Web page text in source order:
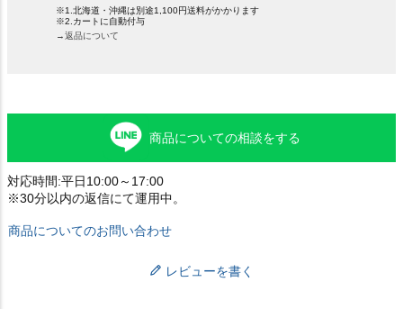
※1.北海道・沖縄は別途1,100円送料がかかります
※2.カートに自動付与
→返品について
商品についての相談をする
対応時間:平日10:00～17:00
※30分以内の返信にて運用中。
商品についてのお問い合わせ
レビューを書く